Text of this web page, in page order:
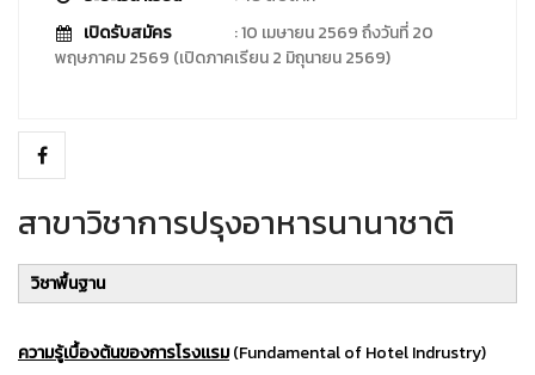
เปิดรับสมัคร
: 10 เมษายน 2569 ถึงวันที่ 20
พฤษภาคม 2569 (เปิดภาคเรียน 2 มิถุนายน 2569)
สาขาวิชาการปรุงอาหารนานาชาติ
วิชาพื้นฐาน
ความรู้เบื้องต้นของการโรงเเรม(Fundamental of Hotel Indrustry)